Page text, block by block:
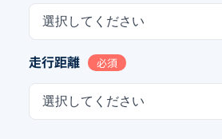
選択してください
走行距離 必須
選択してください